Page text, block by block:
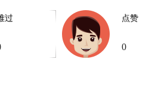
过 点赞
0